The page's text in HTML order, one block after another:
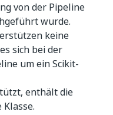
von der Pipeline
wurde.
keine
sich bei der
um ein Scikit-
enthält die